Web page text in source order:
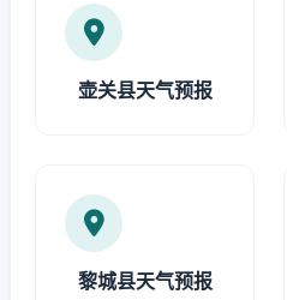
壶关县天气预报
黎城县天气预报